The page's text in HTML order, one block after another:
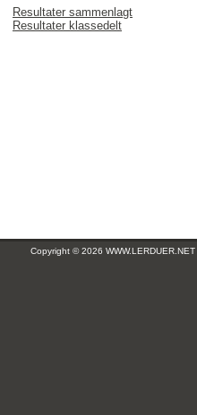
Resultater sammenlagt
Resultater klassedelt
Copyright © 2026